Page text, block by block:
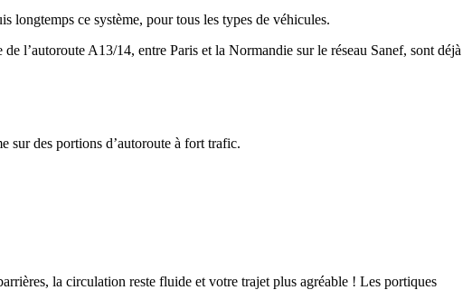
ce système, pour tous les types de véhicules.
l’autoroute A13/14, entre Paris et la Normandie sur le réseau Sanef, sont déjà
sur des portions d’autoroute à fort trafic.
la circulation reste fluide et votre trajet plus agréable ! Les portiques